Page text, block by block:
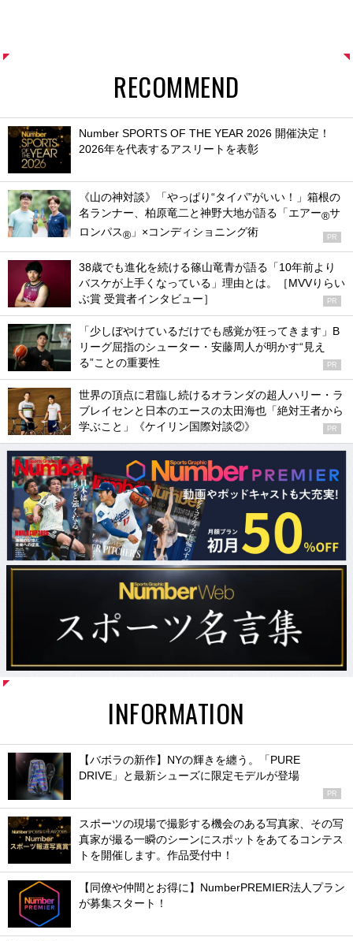
RECOMMEND
Number SPORTS OF THE YEAR 2026 開催決定！
2026年を代表するアスリートを表彰
《山の神対談》「やっぱり“タイパ”がいい！」箱根の
名ランナー、柏原竜二と神野大地が語る「エアー®サ
ロンパス® 」×コンディショニング術 PR
38歳でも進化を続ける篠山竜青が語る「10年前より
バスケが上手くなっている」理由とは。［MVVりらい
ぶ賞 受賞者インタビュー］
PR
「少しぼやけているだけでも感覚が狂ってきます」B
リーグ屈指のシューター・安藤周人が明かす“見え
る”ことの重要性
PR
世界の頂点に君臨し続けるオランダの超人ハリー・ラ
ブレイセンと日本のエースの太田海也「絶対王者から
学ぶこと」《ケイリン国際対談②》
PR
INFORMATION
【バボラの新作】NYの輝きを纏う。「PURE
DRIVE」と最新シューズに限定モデルが登場
PR
スポーツの現場で撮影する機会のある写真家、その写
真家が撮る一瞬のシーンにスポットをあてるコンテス
トを開催します。作品受付中！
【同僚や仲間とお得に】NumberPREMIER法人プラン
が募集スタート！